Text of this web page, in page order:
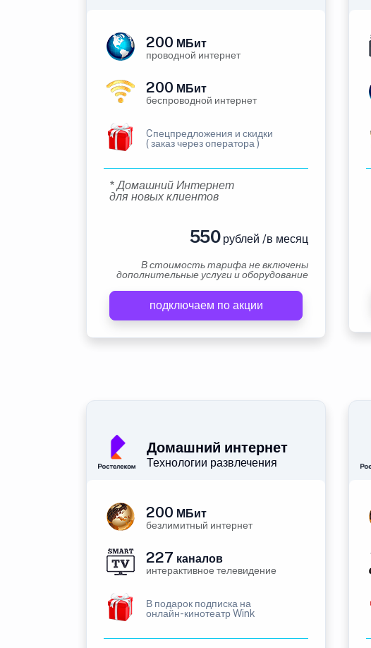
200 МБит
проводной интернет
200 МБит
беспроводной интернет
Cпецпредложения и скидки
( заказ через оператора )
* Домашний Интернет
для новых клиентов
550рублей /в месяц
В стоимость тарифа не включены
дополнительные услуги и оборудование
подключаем по акции
Домашний интернет
Технологии развлечения
200 МБит
безлимитный интернет
227 каналов
интерактивное телевидение
В подарок подписка на
онлайн-кинотеатр Wink